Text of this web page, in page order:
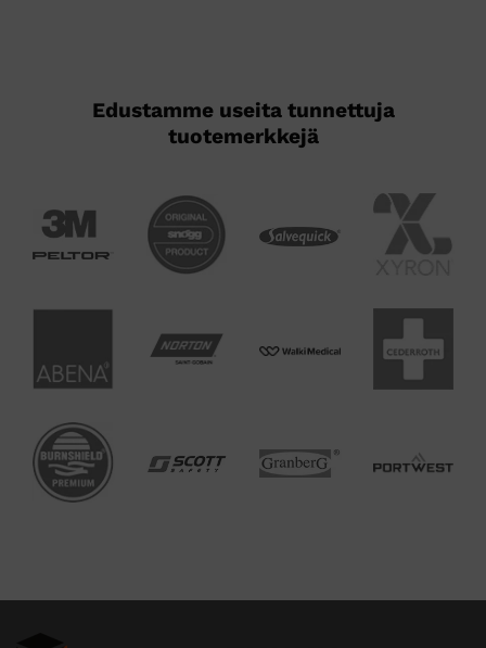
Edustamme useita tunnettuja
tuotemerkkejä